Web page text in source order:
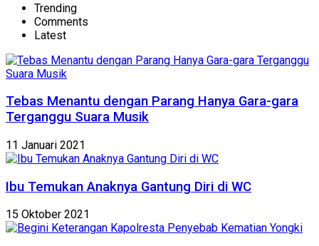
Trending
Comments
Latest
Tebas Menantu dengan Parang Hanya Gara-gara
Terganggu Suara Musik
11 Januari 2021
Ibu Temukan Anaknya Gantung Diri di WC
15 Oktober 2021